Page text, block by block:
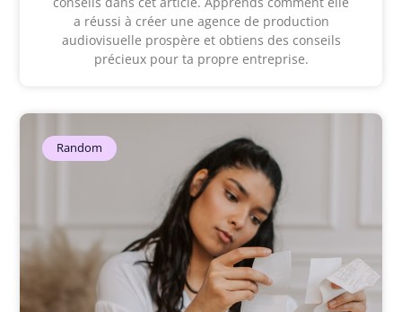
a réussi à créer une agence de production
audiovisuelle prospère et obtiens des conseils
précieux pour ta propre entreprise.
Random